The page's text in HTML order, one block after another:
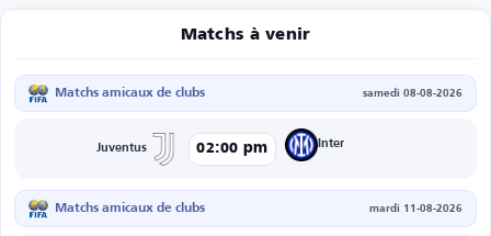
Matchs à venir
Matchs amicaux de clubs samedi 08-08-2026
Juventus 02:00 pm Inter
Matchs amicaux de clubs mardi 11-08-2026